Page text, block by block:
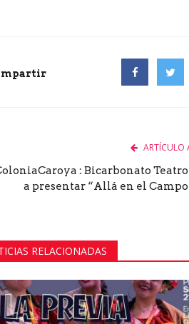
ARTÍCULO
: Bicarbonato
a presentar “Allá en el Campo
RELACIONADAS